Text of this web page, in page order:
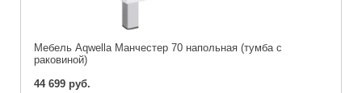
Мебель Aqwella Манчестер 70 напольная (тумба с
раковиной)
44 699 руб.